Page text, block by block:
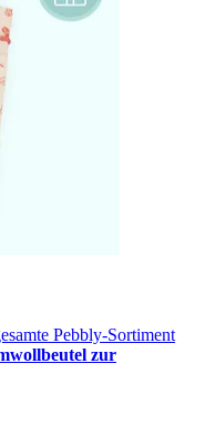
Pebbly-Sortiment
zur